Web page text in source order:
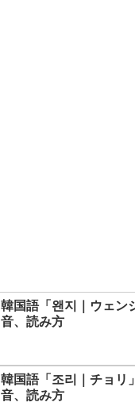
韓国語「왠지｜ウェン
音、読み方
韓国語「조리｜チョリ
音、読み方